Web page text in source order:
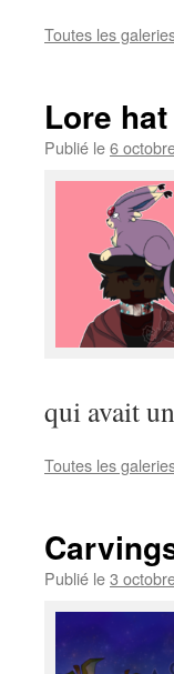
Toutes les
Lore hat
Publié le6
qui avait
Toutes les
Publié le3